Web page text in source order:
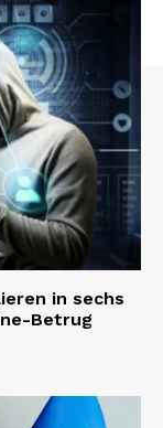
in sechs
Betrug